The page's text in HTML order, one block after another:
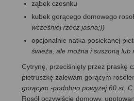
ząbek czosnku
kubek gorącego domowego
wcześniej rzecz jasna;))
opcjonalnie natka posiekanej
świeża, ale można i suszoną lub
Cytrynę, przeciśnięty przez praskę
pietruszkę zalewam gorącym
gorącym -podobno powyżej 60 st.
Rosół oczywiście domowy,